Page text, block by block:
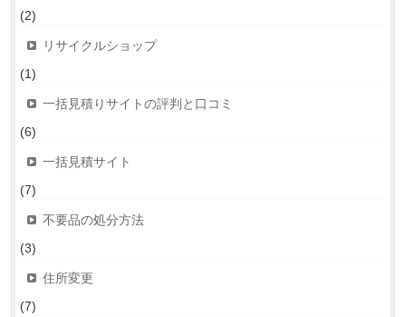
(2)
リサイクルショップ
(1)
一括見積りサイトの評判と口コミ
(6)
一括見積サイト
(7)
不要品の処分方法
(3)
住所変更
(7)